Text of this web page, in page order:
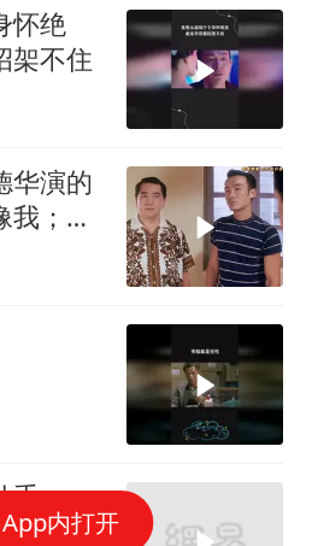
怀绝
架不住
华演的
我；曾
手
App内打开